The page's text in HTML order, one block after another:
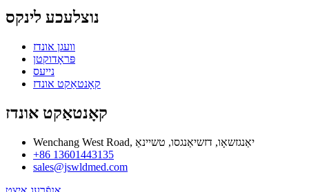
נוצלעכע לינקס
וועגן אונדז
פּראָדוקטן
נייעס
קאָנטאַקט אונדז
קאָנטאַקט אונדז
Wenchang West Road, יאַנגזשאָו, דזשיאַנגסו, טשיינאַ
+86 13601443135
sales@jswldmed.com